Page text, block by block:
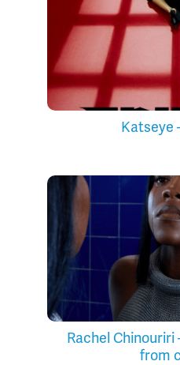
Katseye
Rachel Chinouriri
from